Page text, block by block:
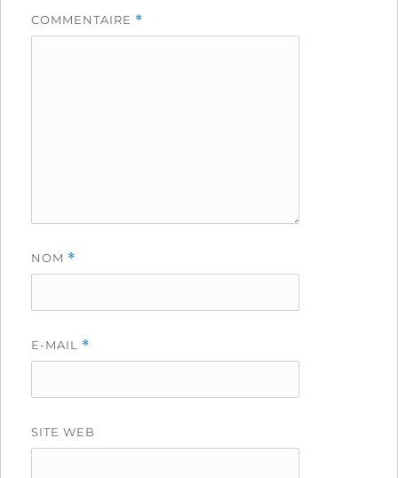
COMMENTAIRE *
NOM *
E-MAIL *
SITE WEB